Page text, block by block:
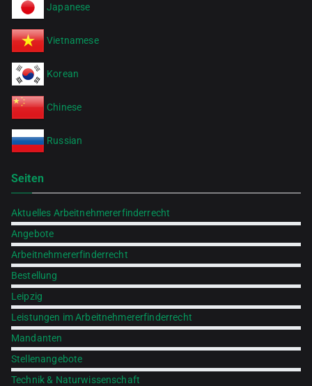
Japanese
Vietnamese
Korean
Chinese
Russian
Seiten
Aktuelles Arbeitnehmererfinderrecht
Angebote
Arbeitnehmererfinderrecht
Bestellung
Leipzig
Leistungen im Arbeitnehmererfinderrecht
Mandanten
Stellenangebote
Technik & Naturwissenschaft